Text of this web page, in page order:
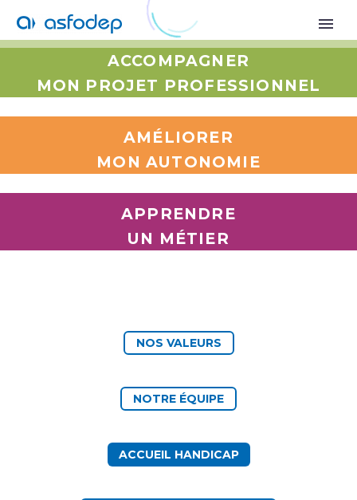
ACCOMPAGNER
MON PROJET PROFESSIONNEL
AMÉLIORER
MON AUTONOMIE
APPRENDRE
UN MÉTIER
NOS VALEURS
NOTRE ÉQUIPE
ACCUEIL HANDICAP